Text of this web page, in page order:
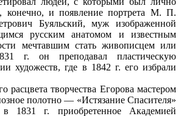
конечно, и появление портрета М. П.
Буяльский, муж изображенной
русским анатомом и известным
мечтавшим стать живописцем или
г. он преподавал пластическую
художеств, где в 1842 г. его избрали
расцвета творчества Егорова мастером
полотно — «Истязание Спасителя»
1831 г. приобретенное Академией